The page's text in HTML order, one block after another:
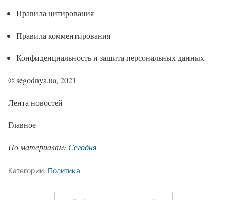
Правила цитирования
Правила комментирования
Конфиденциальность и защита персональных данных
© segodnya.ua, 2021
Лента новостей
Главное
По материалам: Сегодня
Категории: Политика